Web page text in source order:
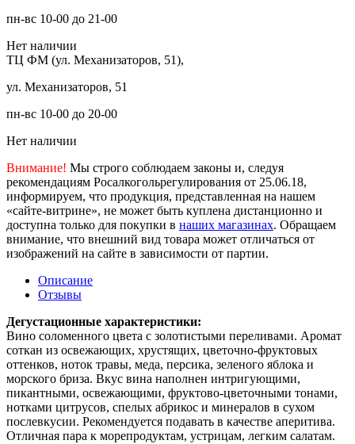
пн-вс 10-00 до 21-00
Нет наличии
ТЦ ФМ (ул. Механизаторов, 51),
ул. Механизаторов, 51
пн-вс 10-00 до 20-00
Нет наличии
Внимание! Мы строго соблюдаем законы и, следуя
рекомендациям Росалкогольрегулирования от 25.06.18,
информируем, что продукция, представленная на нашем
«сайте-витрине», не может быть куплена дистанционно и
доступна только для покупки в наших магазинах. Обращаем
внимание, что внешний вид товара может отличаться от
изображений на сайте в зависимости от партии.
Описание
Отзывы
Дегустационные характеристики:
Вино соломенного цвета с золотистыми переливами. Аромат
соткан из освежающих, хрустящих, цветочно-фруктовых
оттенков, ноток травы, меда, персика, зеленого яблока и
морского бриза. Вкус вина наполнен интригующими,
пикантными, освежающими, фруктово-цветочными тонами,
нотками цитрусов, спелых абрикос и минералов в сухом
послевкусии. Рекомендуется подавать в качестве аперитива.
Отличная пара к морепродуктам, устрицам, легким салатам.